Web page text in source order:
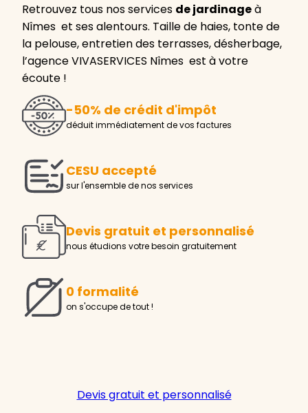
Retrouvez tous nos services de jardinageà
Nîmes et ses alentours. Taille de haies, tonte de
la pelouse, entretien des terrasses, désherbage,
l’agence VIVASERVICES Nîmes est à votre
écoute !
-50% de crédit d'impôt
déduit immédiatement de vos factures
CESU accepté
sur l'ensemble de nos services
Devis gratuit et personnalisé
nous étudions votre besoin gratuitement
0 formalité
on s'occupe de tout !
Devis gratuit et personnalisé